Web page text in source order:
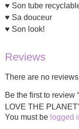
♥ Son tube
♥ Sa douceur
♥ Son look!
Reviews
There are no
Be the first to review
LOVE THE
You must be logged